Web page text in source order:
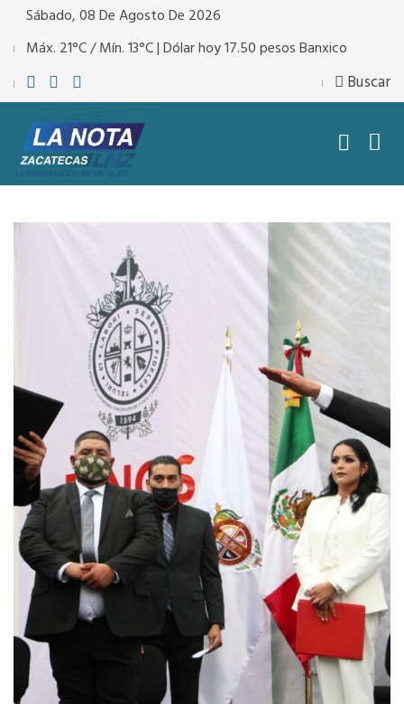
Sábado, 08 De Agosto De 2026
Máx. 21°C / Mín. 13°C | Dólar hoy 17.50 pesos Banxico
Buscar